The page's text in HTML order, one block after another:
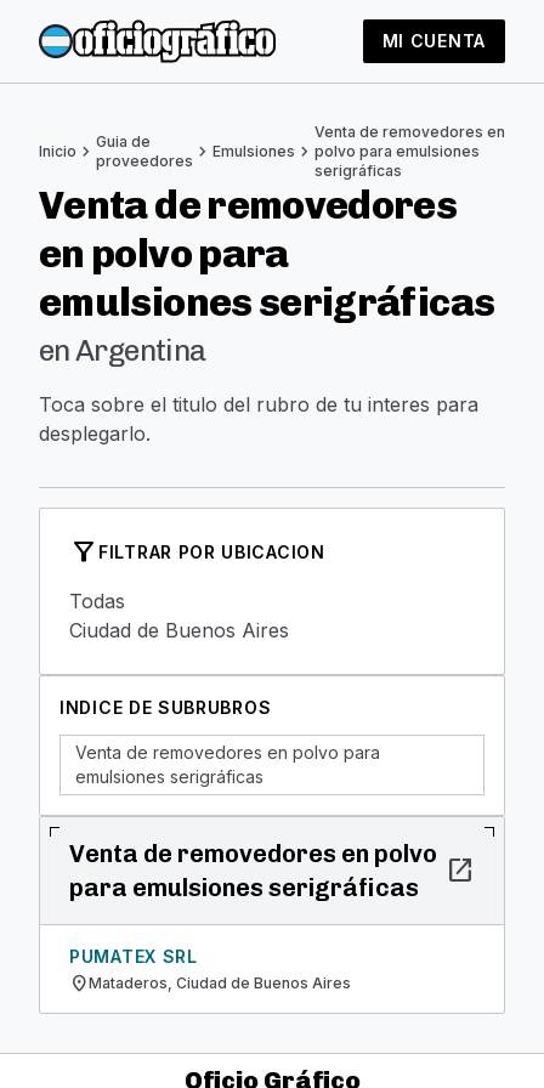
MI CUENTA
Inicio chevron_right Guia de
proveedores chevron_right Emulsiones chevron_right
Venta de removedores en
polvo para emulsiones
serigráficas
Venta de removedores
en polvo para
emulsiones serigráficas
en Argentina
Toca sobre el titulo del rubro de tu interes para
desplegarlo.
filter_alt FILTRAR POR UBICACION
Todas
Ciudad de Buenos Aires
INDICE DE SUBRUBROS
Venta de removedores en polvo para
emulsiones serigráficas
Venta de removedores en polvo
para emulsiones serigráficas
open_in_new
PUMATEX SRL
location_onMataderos, Ciudad de Buenos Aires
Oficio Gráfico